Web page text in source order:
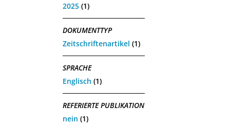
2025 (1)
DOKUMENTTYP
Zeitschriftenartikel (1)
SPRACHE
Englisch (1)
REFERIERTE PUBLIKATION
nein (1)